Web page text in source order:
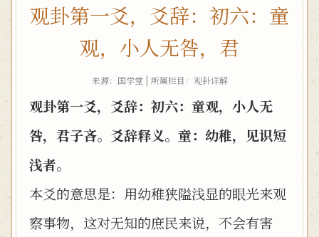
观卦第一爻，爻辞：初六：童
观，小人无咎，君
来源：国学堂 | 所属栏目： 观卦详解
观卦第一爻，爻辞：初六：童观，小人无
咎，君子吝。爻辞释义。童：幼稚，见识短
浅者。
本爻的意思是：用幼稚狭隘浅显的眼光来观
察事物，这对无知的庶民来说，不会有害